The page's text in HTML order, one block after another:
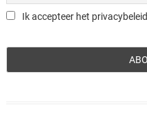
Ik accepteer het privacybeleid